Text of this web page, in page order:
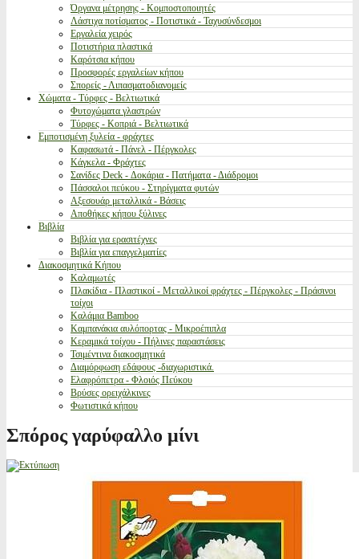
Όργανα μέτρησης - Κομποστοποιητές
Λάστιχα ποτίσματος - Ποτιστικά - Ταχυσύνδεσμοι
Εργαλεία χειρός
Ποτιστήρια πλαστικά
Καρότσια κήπου
Προσφορές εργαλείων κήπου
Σπορείς - Λιπασματοδιανομείς
Χώματα - Τύρφες - Βελτιωτικά
Φυτοχώματα γλαστρών
Τύρφες - Κοπριά - Βελτιωτικά
Εμποτισμένη ξυλεία - φράχτες
Καφασωτά - Πάνελ - Πέργκολες
Κάγκελα - Φράχτες
Σανίδες Deck - Δοκάρια - Πατήματα - Διάδρομοι
Πάσσαλοι πεύκου - Στηρίγματα φυτών
Αξεσουάρ μεταλλικά - Βάσεις
Αποθήκες κήπου ξύλινες
Βιβλία
Βιβλία για ερασιτέχνες
Βιβλία για επαγγελματίες
Διακοσμητικά Κήπου
Καλαμωτές
Πλακίδια - Πλαστικοί - Μεταλλικοί φράχτες - Πέργκολες - Πράσινοι
τοίχοι
Καλάμια Bamboo
Καμπανάκια αυλόπορτας - Μικροέπιπλα
Κεραμικά τοίχου - Πήλινες παραστάσεις
Τσιμέντινα διακοσμητικά
Διαμόρφωση εδάφους -διαχωριστικά.
Ελαφρόπετρα - Φλοιός Πεύκου
Βρύσες ορειχάλκινες
Φωτιστικά κήπου
Σπόρος γαρύφαλλο μίνι